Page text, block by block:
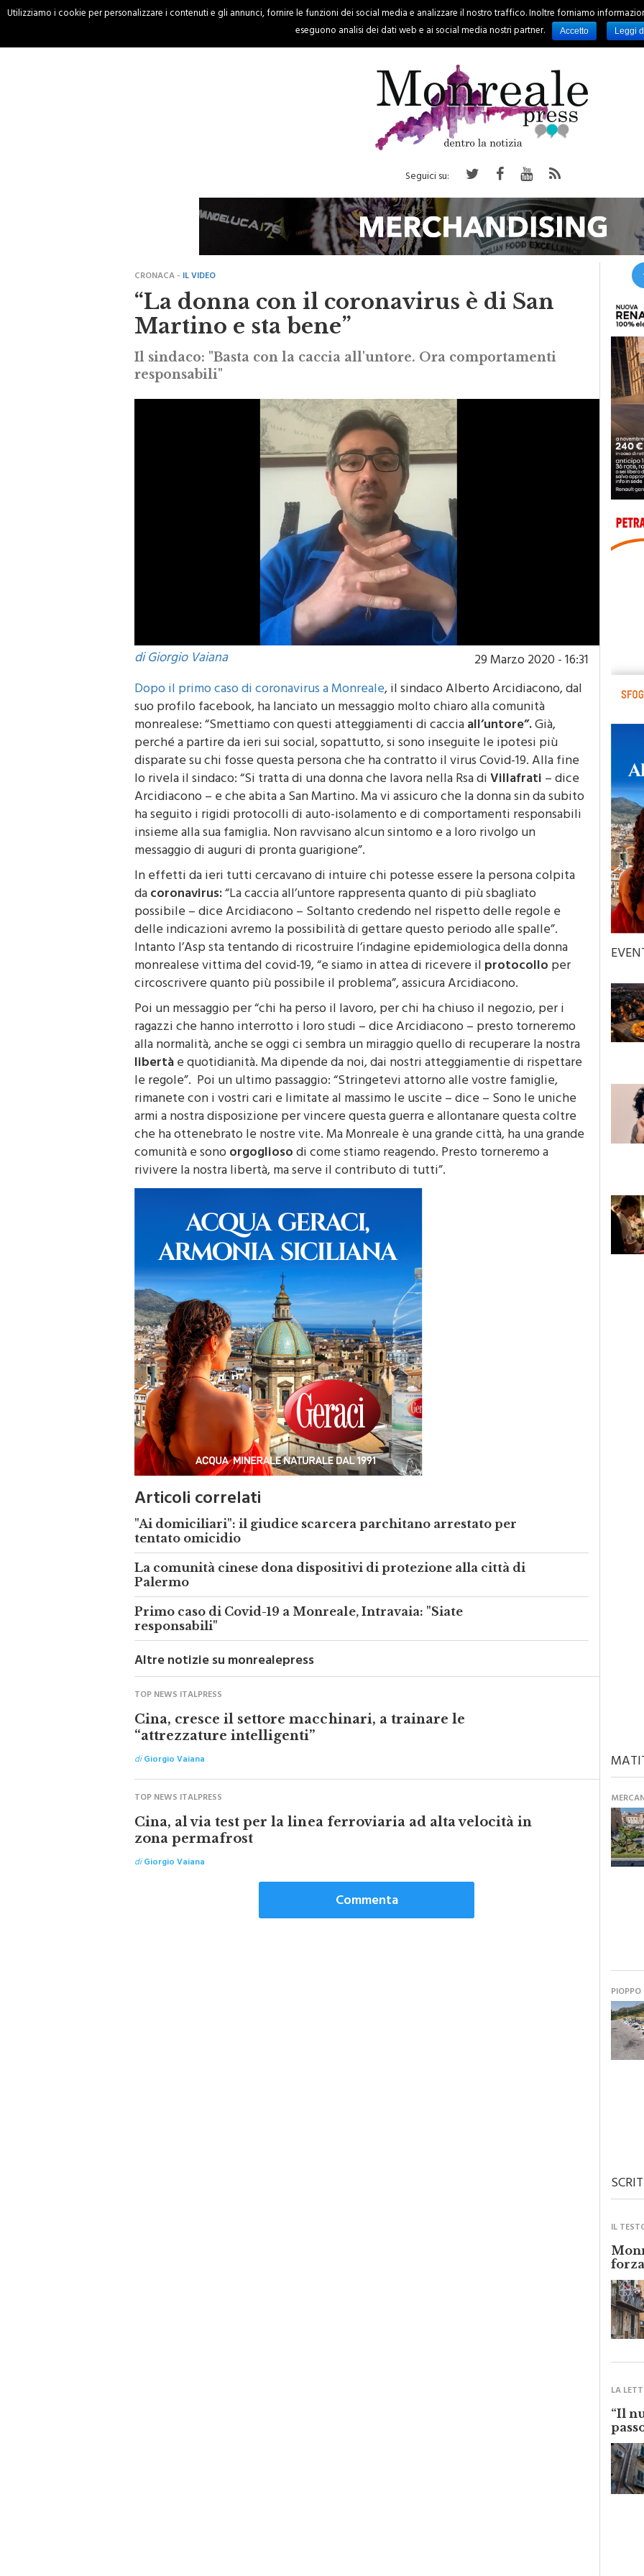
HOME CRONACA PALERMO REGIONE EVENTI RUBRICHE SPORT
Seguici su:
“La donna con il coronavirus è di San
Martino e sta bene”
Il sindaco: "Basta con la caccia all'untore. Ora comportamenti
responsabili"
di Giorgio Vaiana
29 Marzo 2020 - 16:31
Dopo il primo caso di coronavirus a Monreale, il sindaco Alberto Arcidiacono, dal
suo profilo facebook, ha lanciato un messaggio molto chiaro alla comunità
monrealese: “Smettiamo con questi atteggiamenti di cacciaall’untore”.Già,
perché a partire da ieri sui social, sopattutto, si sono inseguite le ipotesi più
disparate su chi fosse questa persona che ha contratto il virus Covid-19. Alla fine
lo rivela il sindaco: “Si tratta di una donna che lavora nella Rsa diVillafrati– dice
Arcidiacono – e che abita a San Martino. Ma vi assicuro che la donna sin da subito
ha seguito i rigidi protocolli di auto-isolamento e di comportamenti responsabili
insieme alla sua famiglia. Non ravvisano alcun sintomo e a loro rivolgo un
messaggio di auguri di pronta guarigione”.
In effetti da ieri tutti cercavano di intuire chi potesse essere la persona colpita
dacoronavirus: “La caccia all’untore rappresenta quanto di più sbagliato
possibile – dice Arcidiacono – Soltanto credendo nel rispetto delle regole e
delle indicazioni avremo la possibilità di gettare questo periodo alle spalle”.
Intanto l’Asp sta tentando di ricostruire l’indagine epidemiologica della donna
monrealese vittima del covid-19, “e siamo in attea di ricevere ilprotocolloper
circoscrivere quanto più possibile il problema”, assicura Arcidiacono.
Poi un messaggio per “chi ha perso il lavoro, per chi ha chiuso il negozio, per i
ragazzi che hanno interrotto i loro studi – dice Arcidiacono – presto torneremo
alla normalità, anche se oggi ci sembra un miraggio quello di recuperare la nostra
libertàe quotidianità. Ma dipende da noi, dai nostri atteggiamentie di rispettare
le regole”. Poi un ultimo passaggio: “Stringetevi attorno alle vostre famiglie,
rimanete con i vostri cari e limitate al massimo le uscite – dice – Sono le uniche
armi a nostra disposizione per vincere questa guerra e allontanare questa coltre
che ha ottenebrato le nostre vite. Ma Monreale è una grande città, ha una grande
comunità e sonoorgogliosodi come stiamo reagendo. Presto torneremo a
rivivere la nostra libertà, ma serve il contributo di tutti”.
Articoli correlati
"Ai domiciliari": il giudice scarcera parchitano arrestato per
tentato omicidio
La comunità cinese dona dispositivi di protezione alla città di
Palermo
Primo caso di Covid-19 a Monreale, Intravaia: "Siate
responsabili"
Altre notizie su monrealepress
Cina, cresce il settore macchinari, a trainare le
“attrezzature intelligenti”
Giorgio Vaiana
Cina, al via test per la linea ferroviaria ad alta velocità in
zona permafrost
Giorgio Vaiana
Commenta
PIOPPO
“Il
Utilizziamo i cookie per personalizzare i contenuti e gli annunci, fornire le funzioni dei social media e analizzare il nostro traffico. Inoltre forniamo
eseguono analisi dei dati web e ai social media nostri partner.
Accetto Leggi